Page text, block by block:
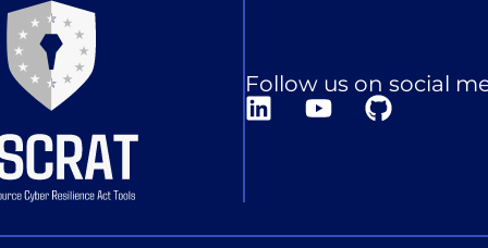
Follow us on social